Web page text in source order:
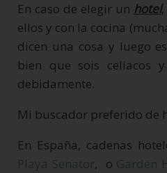
En caso de elegir un hotel
ellos y con la cocina
dicen una cosa y luego
bien que sois celíacos
debidamente.
Mi buscador preferido de
En España, cadenas
Playa Senator , o Garden